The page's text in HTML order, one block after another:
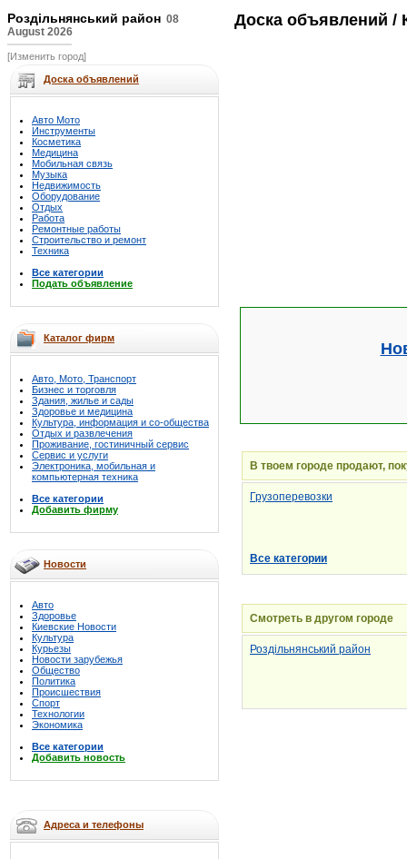
Роздільнянський район 08
August 2026
[Изменить город]
Доска объявлений /
Доска объявлений
Авто Мото
Инструменты
Косметика
Медицина
Мобильная связь
Музыка
Недвижимость
Оборудование
Отдых
Работа
Ремонтные работы
Строительство и ремонт
Техника
Все категории
Подать объявление
Каталог фирм
Авто, Мото, Транспорт
Бизнес и торговля
Здания, жилье и сады
Здоровье и медицина
Культура, информация и со-общества
Отдых и развлечения
Проживание, гостиничный сервис
Сервис и услуги
Электроника, мобильная и
компьютерная техника
Все категории
Добавить фирму
Новости
Авто
Здоровье
Киевские Новости
Культура
Курьезы
Новости зарубежья
Общество
Политика
Происшествия
Спорт
Технологии
Экономика
Все категории
Добавить новость
Адреса и телефоны
В твоем городе продают,
Грузоперевозки
Все категории
Смотреть в другом городе
Роздільнянський район